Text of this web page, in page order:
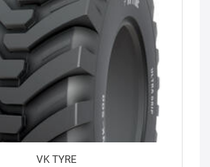
VK TYRE